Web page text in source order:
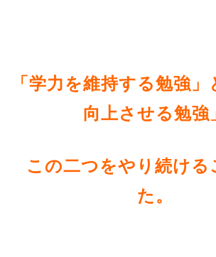
「学力を維持する勉強
向上させる勉強
この二つをやり続ける
た。